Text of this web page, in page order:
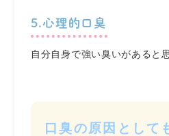
5.心理的口臭
自分自身で強い臭いがあると
口臭の原因として